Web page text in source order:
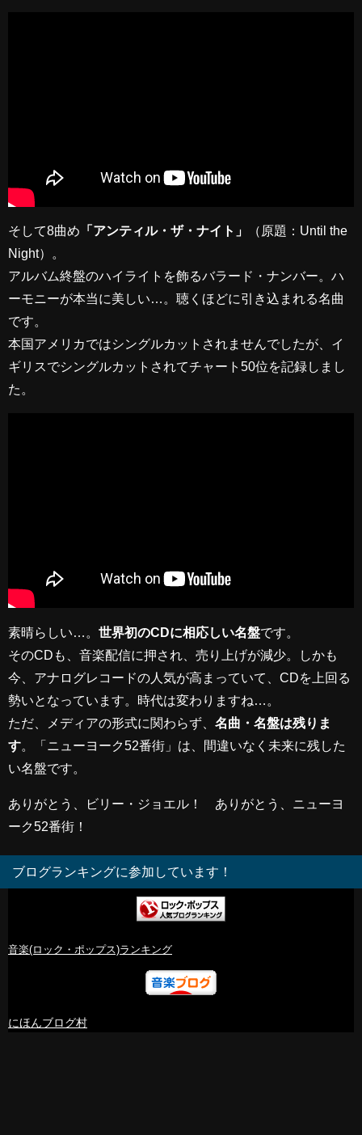
そして8曲め 「アンティル・ザ・ナイト」
（原題：Until the
Night）。
アルバム終盤のハイライトを飾るバラード・ナンバー。ハ
ーモニーが本当に美しい…。聴くほどに引き込まれる名曲
です。
本国アメリカではシングルカットされませんでしたが、イ
ギリスでシングルカットされてチャート50位を記録しまし
た。
素晴らしい…。 世界初のCDに相応しい名盤です。
そのCDも、音楽配信に押され、売り上げが減少。しかも
今、アナログレコードの人気が高まっていて、CDを上回る
勢いとなっています。時代は変わりますね…。
ただ、メディアの形式に関わらず、 名曲・名盤は残りま
す 。「ニューヨーク52番街」は、間違いなく未来に残した
い名盤です。
ありがとう、ビリー・ジョエル！ ありがとう、ニューヨ
ーク52番街！
ブログランキングに参加しています！
音楽(ロック・ポップス)ランキング
にほんブログ村